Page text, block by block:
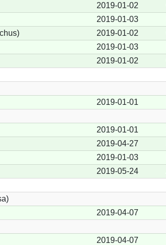
2019-01-02
2019-01-03
2019-01-02
2019-01-03
2019-01-02
2019-01-01
2019-01-01
2019-04-27
2019-01-03
2019-05-24
2019-04-07
2019-04-07